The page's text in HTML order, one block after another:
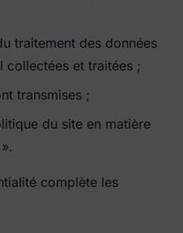
traitement des données
collectées et traitées ;
transmises ;
du site en matière
complète les